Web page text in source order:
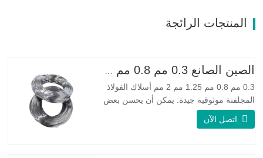
المنتجات الرائجة
الصين الصانع 0.3 مم 0.8 مم 1.25 مم 2 مم أسلاك الفولاذ المجلفنة
0.3 مم 0.8 مم 1.25 مم 2 مم أسلاك الفولاذ
المجلفنة موثوقية جيدة: يمكن أن يحسن بعض
العقد والنتوءات والصدأ على الأسلاك الفولاذية
مرونة جيدة: صلابة الفولاذ المجلفن جيدة جدًا،
اتصل الآن